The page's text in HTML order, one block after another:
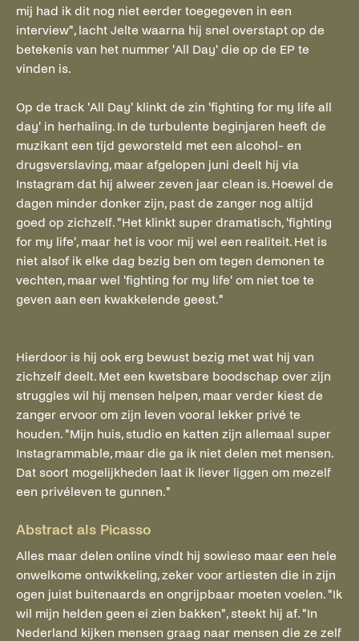
mij had ik dit nog niet eerder toegegeven in een
interview", lacht Jelte waarna hij snel overstapt op de
betekenis van het nummer 'All Day' die op de EP te
vinden is.
Op de track 'All Day' klinkt de zin 'fighting for my life all
day' in herhaling. In de turbulente beginjaren heeft de
muzikant een tijd geworsteld met een alcohol- en
drugsverslaving, maar afgelopen juni deelt hij via
Instagram dat hij alweer zeven jaar clean is. Hoewel de
dagen minder donker zijn, past de zanger nog altijd
goed op zichzelf. "Het klinkt super dramatisch, 'fighting
for my life', maar het is voor mij wel een realiteit. Het is
niet alsof ik elke dag bezig ben om tegen demonen te
vechten, maar wel 'fighting for my life' om niet toe te
geven aan een kwakkelende geest."
Hierdoor is hij ook erg bewust bezig met wat hij van
zichzelf deelt. Met een kwetsbare boodschap over zijn
struggles wil hij mensen helpen, maar verder kiest de
zanger ervoor om zijn leven vooral lekker privé te
houden. "Mijn huis, studio en katten zijn allemaal super
Instagrammable, maar die ga ik niet delen met mensen.
Dat soort mogelijkheden laat ik liever liggen om mezelf
een privéleven te gunnen."
Abstract als Picasso
Alles maar delen online vindt hij sowieso maar een hele
onwelkome ontwikkeling, zeker voor artiesten die in zijn
ogen juist buitenaards en ongrijpbaar moeten voelen. "Ik
wil mijn helden geen ei zien bakken", steekt hij af. "In
Nederland kijken mensen graag naar mensen die ze zelf